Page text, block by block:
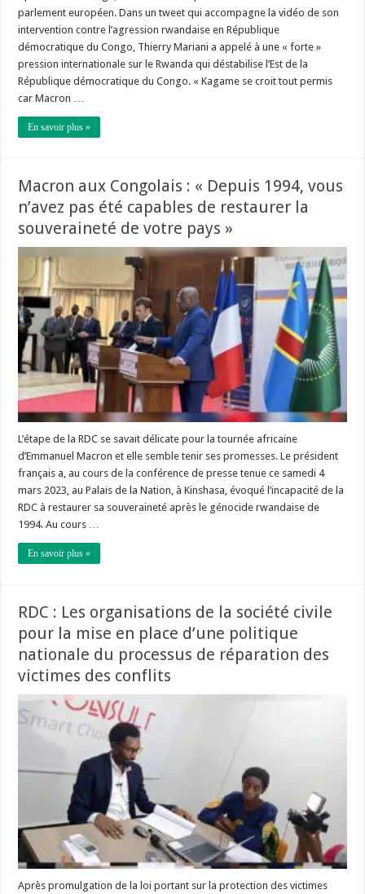
parlement européen. Dans un tweet qui accompagne la vidéo de son
intervention contre l’agression rwandaise en République
démocratique du Congo, Thierry Mariani a appelé à une « forte »
pression internationale sur le Rwanda qui déstabilise l’Est de la
République démocratique du Congo. « Kagame se croit tout permis
car Macron …
En savoir plus »
Macron aux Congolais : « Depuis 1994, vous
n’avez pas été capables de restaurer la
souveraineté de votre pays »
L’étape de la RDC se savait délicate pour la tournée africaine
d’Emmanuel Macron et elle semble tenir ses promesses. Le président
français a, au cours de la conférence de presse tenue ce samedi 4
mars 2023, au Palais de la Nation, à Kinshasa, évoqué l’incapacité de la
RDC à restaurer sa souveraineté après le génocide rwandaise de
1994. Au cours …
En savoir plus »
RDC : Les organisations de la société civile
pour la mise en place d’une politique
nationale du processus de réparation des
victimes des conflits
Après promulgation de la loi portant sur la protection des victimes